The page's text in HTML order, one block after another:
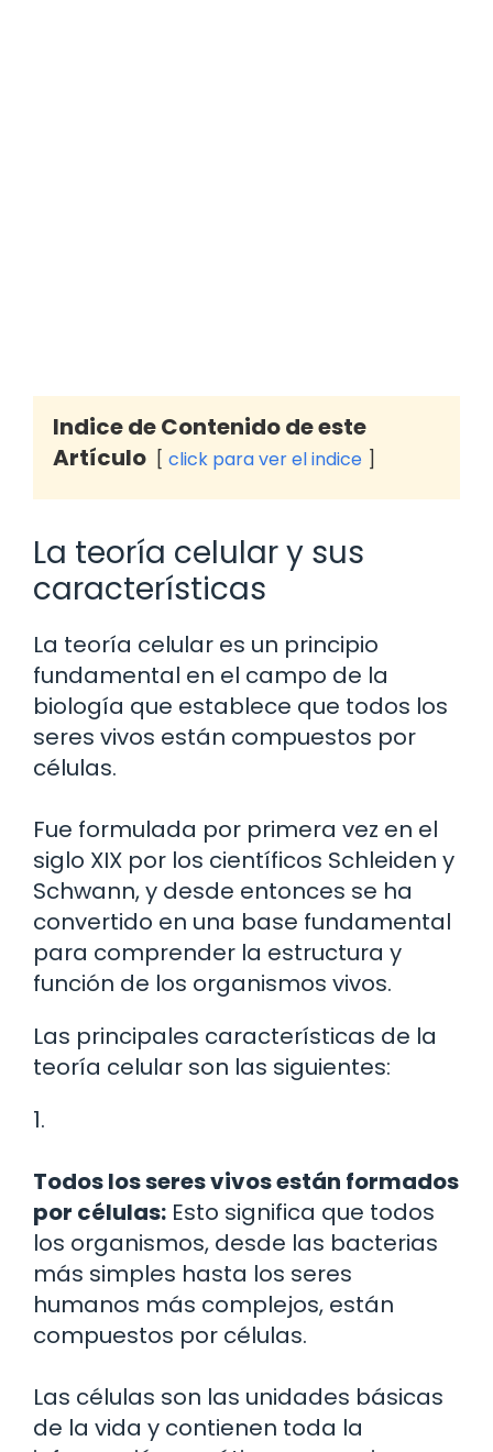
Indice de Contenido de este
Artículo
click para ver el indice
La teoría celular y sus
características
La teoría celular es un principio
fundamental en el campo de la
biología que establece que todos los
seres vivos están compuestos por
células.
Fue formulada por primera vez en el
siglo XIX por los científicos Schleiden y
Schwann, y desde entonces se ha
convertido en una base fundamental
para comprender la estructura y
función de los organismos vivos.
Las principales características de la
teoría celular son las siguientes:
1.
Todos los seres vivos están formados
por células: Esto significa que todos
los organismos, desde las bacterias
más simples hasta los seres
humanos más complejos, están
compuestos por células.
Las células son las unidades básicas
de la vida y contienen toda la